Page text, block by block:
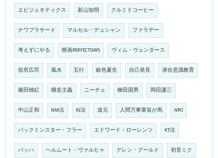
エピジェネティクス 影山知明 クルミドコーヒー
ナワプラサード マルセル・デュシャン ファラデー
考えずにやる 映画PERFECTDAYS ヴィム・ヴェンダース
役所広司 風水 五行 銀色夏生 自己発見 潜在意識教育
篠田桃紅 構造主義 ニーチェ 柳田国男 岡田謙三
中山正和 NM法 KJ法 道元 人間万事塞翁が馬 NPO
バックミンスター・フラー エドワード・ローレンツ KT法
バッハ ヘルムート・ヴァルヒャ グレン・グールド 初音ミク